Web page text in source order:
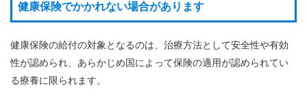
健康保険でかかれない場合があります
健康保険の給付の対象となるのは、治療方法として安全性や有効
性が認められ、あらかじめ国によって保険の適用が認められてい
る療養に限られます。